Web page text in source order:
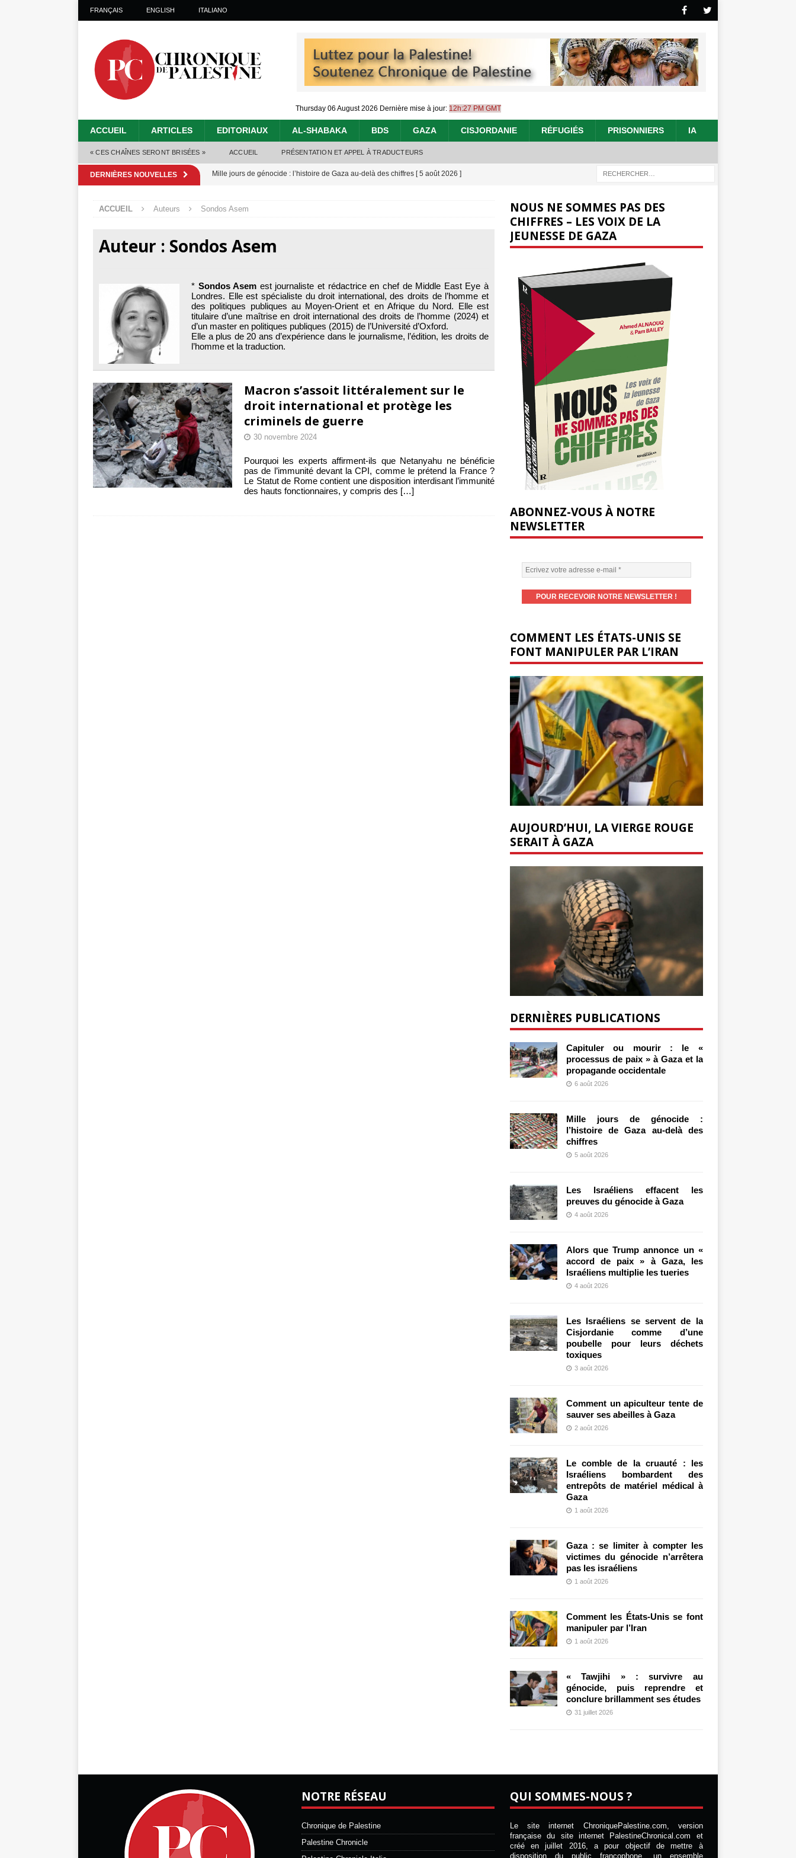
FRANÇAIS ENGLISH ITALIANO
Thursday 06 August 2026 Dernière mise à jour: 12h:27 PM GMT
ACCUEIL ARTICLES EDITORIAUX AL-SHABAKA BDS GAZA CISJORDANIE RÉFUGIÉS PRISONNIERS IA
« CES CHAÎNES SERONT BRISÉES » ACCUEIL PRÉSENTATION ET APPEL À TRADUCTEURS
DERNIÈRES NOUVELLES Mille jours de génocide : l’histoire de Gaza au-delà des chiffres [ 5 août 2026 ]
Alors que Trump annonce un « accord de paix » à Gaza, les Israéliens multiplie les
Les Israéliens se servent de la Cisjordanie comme d’une poubelle pour leurs déchets
Capituler ou mourir : le « processus de paix » à Gaza et la propagande occidentale[
6 août 2026 ]
ACCUEIL Auteurs Sondos Asem
Auteur : Sondos Asem
* Sondos Asem est journaliste et rédactrice en chef de Middle East Eye à
Londres. Elle est spécialiste du droit international, des droits de l’homme et
des politiques publiques au Moyen-Orient et en Afrique du Nord. Elle est
titulaire d’une maîtrise en droit international des droits de l’homme (2024) et
d’un master en politiques publiques (2015) de l’Université d’Oxford.
Elle a plus de 20 ans d’expérience dans le journalisme, l’édition, les droits de
l’homme et la traduction.
Macron s’assoit littéralement sur le
droit international et protège les
criminels de guerre
30 novembre 2024
Pourquoi les experts affirment-ils que Netanyahu ne bénéficie
pas de l’immunité devant la CPI, comme le prétend la France ?
Le Statut de Rome contient une disposition interdisant l’immunité
des hauts fonctionnaires, y compris des […]
NOUS NE SOMMES PAS DES
CHIFFRES – LES VOIX DE LA
JEUNESSE DE GAZA
ABONNEZ-VOUS À NOTRE
NEWSLETTER
COMMENT LES ÉTATS-UNIS SE
FONT MANIPULER PAR L’IRAN
AUJOURD’HUI, LA VIERGE ROUGE
SERAIT À GAZA
DERNIÈRES PUBLICATIONS
Capituler ou mourir : le «
processus de paix » à Gaza et la
propagande occidentale
6 août 2026
Mille jours de génocide :
l’histoire de Gaza au-delà des
chiffres
5 août 2026
Les Israéliens effacent les
preuves du génocide à Gaza
4 août 2026
Alors que Trump annonce un «
accord de paix » à Gaza, les
Israéliens multiplie les tueries
4 août 2026
Les Israéliens se servent de la
Cisjordanie comme d’une
poubelle pour leurs déchets
toxiques
3 août 2026
Comment un apiculteur tente de
sauver ses abeilles à Gaza
2 août 2026
Le comble de la cruauté : les
Israéliens bombardent des
entrepôts de matériel médical à
Gaza
1 août 2026
Gaza : se limiter à compter les
victimes du génocide n’arrêtera
pas les israéliens
1 août 2026
Comment les États-Unis se font
manipuler par l’Iran
1 août 2026
« Tawjihi » : survivre au
génocide, puis reprendre et
conclure brillamment ses études
31 juillet 2026
NOTRE RÉSEAU
Chronique de Palestine
Palestine Chronicle
QUI SOMMES-NOUS ?
Le site internet ChroniquePalestine.com, version
française du site internet PalestineChronical.com et
créé en juillet 2016, a pour objectif de mettre à
disposition du public francophone, un ensemble